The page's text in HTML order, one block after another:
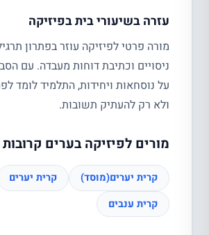
עזרה בשיעורי בית בפיזיקה
מורה פרטי לפיזיקה עוזר בפתרון
ניסויים וכתיבת דוחות מעבדה. עם
על נוסחאות ויחידות, התלמיד לומד
ולא רק להעתיק תשובות.
מורים לפיזיקה בערים קרובות
קרית יערים(מוסד)
קרית יערים
קרית ענבים